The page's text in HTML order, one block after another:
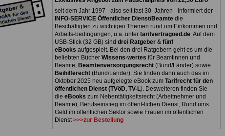
seit dem Jahr 1997 - also seit fast 30 Jahren - informiert der
INFO-SERVICE Öffentlicher Dienst/Beamtedie
Beschäftigten zu wichtigen Themen rund um Einkommen und
Arbeits-bedingungen, u.a. unter tarifvertragoed.de. Auf dem
USB-Stick (32 GB) sind drei Ratgeber& fünf
eBooks aufgespielt. Bei den drei Ratgebern geht es um die
beliebten Bücher Wissens-wertes für Beamtinnen und
Beamte, Beamtenversorgungsrecht(Bund/Länder) sowie
Beihilferecht(Bund/Länder). Sie finden dann auch das im
Oktober 2025 neu aufgelegte eBook zum Tarifrecht für den
öffentlichen Dienst (TVöD, TV-L). Desweiteren finden Sie
die eBooks zum Nebentätigkeitsrecht (Arbeitnehmer und
Beamte), Berufseinstieg im öffent-lichen Dienst, Rund ums
Geld im öffentlichen Sektor sowie Frauen im öffentlichen
Dienst>>>zur Bestellung